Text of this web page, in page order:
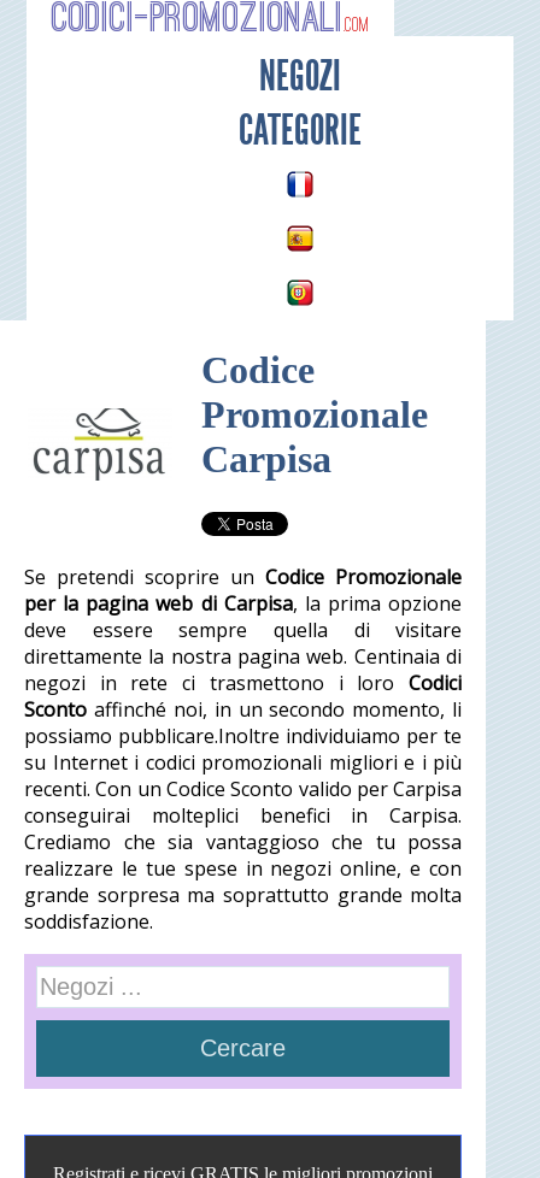
Codici-
NEGOZI
CATEGORIE
Codice
Promozionale
Carpisa
Se pretendi scoprire unCodice Promozionale
per la pagina web di Carpisa, la prima opzione
deve essere sempre quella di visitare
direttamente la nostra pagina web. Centinaia di
negozi in rete ci trasmettono i loroCodici
Sconto affinché noi, in un secondo momento, li
possiamo pubblicare.Inoltre individuiamo per te
su Internet i codici promozionali migliori e i più
recenti. Con un Codice Sconto valido per Carpisa
conseguirai molteplici benefici in Carpisa.
Crediamo che sia vantaggioso che tu possa
realizzare le tue spese in negozi online, e con
grande sorpresa ma soprattutto grande molta
soddisfazione.
Registrati e ricevi GRATIS le migliori promozioni